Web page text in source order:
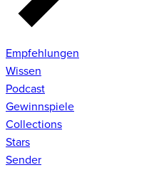
Empfehlungen
Wissen
Podcast
Gewinnspiele
Collections
Stars
Sender